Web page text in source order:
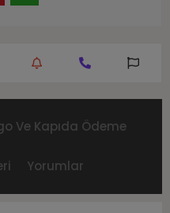
Ve Kapıda Ödeme
Yorumlar